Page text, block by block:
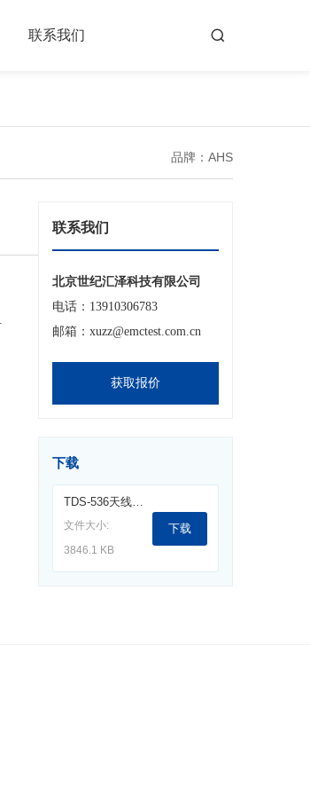
联系我们
品牌：AHS
联系我们
北京世纪汇泽科技有限公司
电话：13910306783
邮箱：xuzz@emctest.com.cn
获取报价
下载
TDS-536天线套装（50M-1G).pdf
文件大小:
3846.1 KB
下载